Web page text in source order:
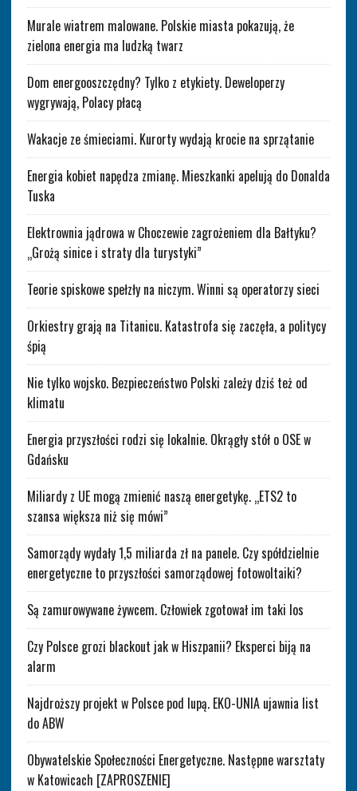
Murale wiatrem malowane. Polskie miasta pokazują, że
zielona energia ma ludzką twarz
Dom energooszczędny? Tylko z etykiety. Deweloperzy
wygrywają, Polacy płacą
Wakacje ze śmieciami. Kurorty wydają krocie na sprzątanie
Energia kobiet napędza zmianę. Mieszkanki apelują do Donalda
Tuska
Elektrownia jądrowa w Choczewie zagrożeniem dla Bałtyku?
„Grożą sinice i straty dla turystyki”
Teorie spiskowe spełzły na niczym. Winni są operatorzy sieci
Orkiestry grają na Titanicu. Katastrofa się zaczęła, a politycy
śpią
Nie tylko wojsko. Bezpieczeństwo Polski zależy dziś też od
klimatu
Energia przyszłości rodzi się lokalnie. Okrągły stół o OSE w
Gdańsku
Miliardy z UE mogą zmienić naszą energetykę. „ETS2 to
szansa większa niż się mówi”
Samorządy wydały 1,5 miliarda zł na panele. Czy spółdzielnie
energetyczne to przyszłości samorządowej fotowoltaiki?
Są zamurowywane żywcem. Człowiek zgotował im taki los
Czy Polsce grozi blackout jak w Hiszpanii? Eksperci biją na
alarm
Najdroższy projekt w Polsce pod lupą. EKO-UNIA ujawnia list
do ABW
Obywatelskie Społeczności Energetyczne. Następne warsztaty
w Katowicach [ZAPROSZENIE]